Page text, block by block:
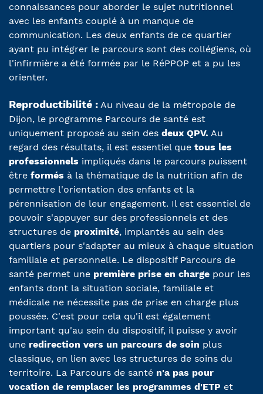
connaissances pour aborder le sujet nutritionnel
avec les enfants couplé à un manque de
communication. Les deux enfants de ce quartier
ayant pu intégrer le parcours sont des collégiens, où
l'infirmière a été formée par le RéPPOP et a pu les
orienter.
Reproductibilité : Au niveau de la métropole de
Dijon, le programme Parcours de santé est
uniquement proposé au sein des deux QPV. Au
regard des résultats, il est essentiel que tous les
professionnels impliqués dans le parcours puissent
être formés à la thématique de la nutrition afin de
permettre l'orientation des enfants et la
pérennisation de leur engagement. Il est essentiel de
pouvoir s'appuyer sur des professionnels et des
structures de proximité, implantés au sein des
quartiers pour s'adapter au mieux à chaque situation
familiale et personnelle. Le dispositif Parcours de
santé permet une première prise en charge pour les
enfants dont la situation sociale, familiale et
médicale ne nécessite pas de prise en charge plus
poussée. C'est pour cela qu'il est également
important qu'au sein du dispositif, il puisse y avoir
une redirection vers un parcours de soin plus
classique, en lien avec les structures de soins du
territoire. La Parcours de santé n'a pas pour
vocation de remplacer les programmes d'ETP et